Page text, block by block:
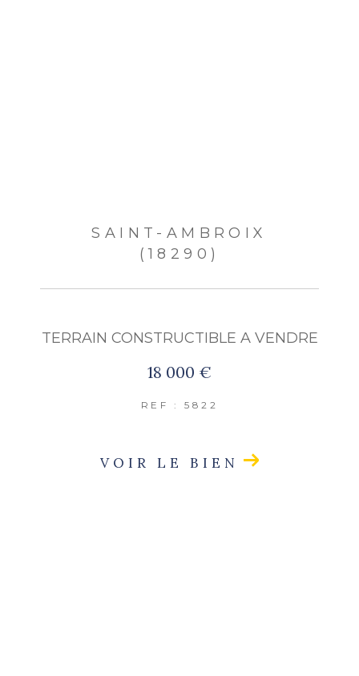
SAINT-AMBROIX
(18290)
TERRAIN CONSTRUCTIBLE A VENDRE
18 000 €
REF : 5822
VOIR LE BIEN